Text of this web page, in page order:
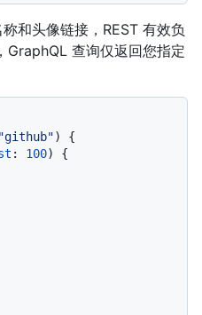
和头像链接，REST 有效负
GraphQL 查询仅返回您指定
"github")
{
: 100)
{